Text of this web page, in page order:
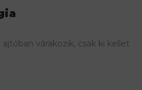
várakozik, csak ki kellet